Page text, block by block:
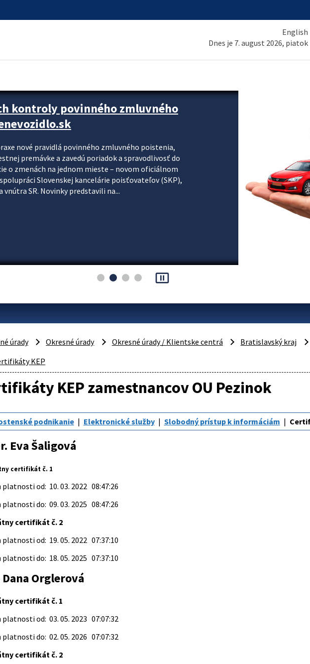
English
Dnes je 7. august 2026, piatok
kontroly povinného zmluvného
nové pravidlá povinného zmluvného poistenia,
premávke a zavedú poriadok a spravodlivosť do
o zmenách na jednom mieste – novom oficiálnom
Slovenskej kancelárie poisťovateľov (SKP),
SR. Novinky predstavili na...
pause_presentation
úrady Okresné úrady Okresné úrady / Klientske centrá Bratislavský kraj
KEP
KEP zamestnancov OU Pezinok
podnikanie Elektronické služby Slobodný prístup k informáciám
Eva Šaligová
certifikát č. 1
platnosti od: 10. 03. 2022 08:47:26
platnosti do: 09. 03. 2025 08:47:26
certifikát č. 2
platnosti od: 19. 05. 2022 07:37:10
platnosti do: 18. 05. 2025 07:37:10
Dana Orglerová
certifikát č. 1
platnosti od: 03. 05. 2023 07:07:32
platnosti do: 02. 05. 2026 07:07:32
certifikát č. 2